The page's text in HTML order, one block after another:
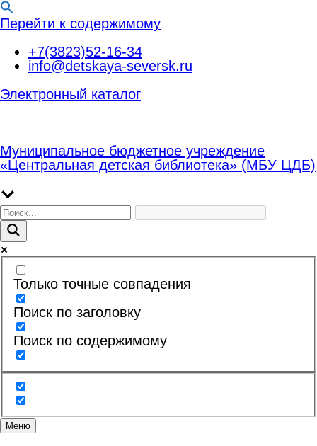
Перейти к содержимому
+7(3823)52-16-34
info@detskaya-seversk.ru
Электронный каталог
Муниципальное бюджетное учреждение
«Центральная детская библиотека» (МБУ ЦДБ)
Только точные совпадения
Поиск по заголовку
Поиск по содержимому
Меню